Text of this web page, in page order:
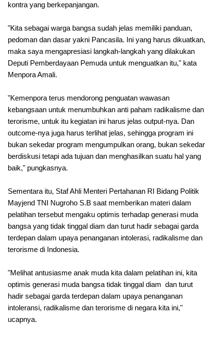
kontra yang berkepanjangan.
"Kita sebagai warga bangsa sudah jelas memiliki panduan,
pedoman dan dasar yakni Pancasila. Ini yang harus dikuatkan,
maka saya mengapresiasi langkah-langkah yang dilakukan
Deputi Pemberdayaan Pemuda untuk menguatkan itu," kata
Menpora Amali.
"Kemenpora terus mendorong penguatan wawasan
kebangsaan untuk menumbuhkan anti paham radikalisme dan
terorisme, untuk itu kegiatan ini harus jelas output-nya. Dan
outcome-nya juga harus terlihat jelas, sehingga program ini
bukan sekedar program mengumpulkan orang, bukan sekedar
berdiskusi tetapi ada tujuan dan menghasilkan suatu hal yang
baik," pungkasnya.
Sementara itu, Staf Ahli Menteri Pertahanan RI Bidang Politik
Mayjend TNI Nugroho S.B saat memberikan materi dalam
pelatihan tersebut mengaku optimis terhadap generasi muda
bangsa yang tidak tinggal diam dan turut hadir sebagai garda
terdepan dalam upaya penanganan intolerasi, radikalisme dan
terorisme di Indonesia.
"Melihat antusiasme anak muda kita dalam pelatihan ini, kita
optimis generasi muda bangsa tidak tinggal diam dan turut
hadir sebagai garda terdepan dalam upaya penanganan
intoleransi, radikalisme dan terorisme di negara kita ini,"
ucapnya.